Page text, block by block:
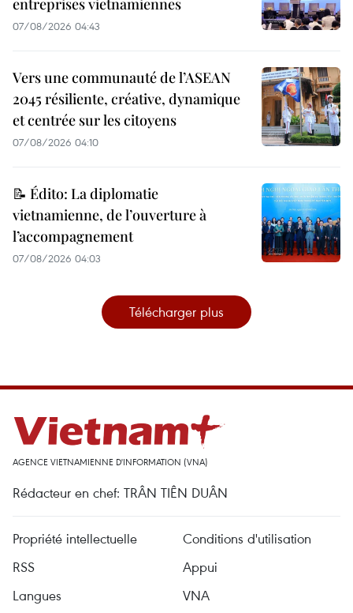
entreprises vietnamiennes
07/08/2026 04:43
Vers une communauté de l’ASEAN
2045 résiliente, créative, dynamique
et centrée sur les citoyens
07/08/2026 04:10
📝 Édito: La diplomatie
vietnamienne, de l’ouverture à
l’accompagnement
07/08/2026 04:03
Télécharger plus
AGENCE VIETNAMIENNE D'INFORMATION (VNA)
Rédacteur en chef: TRÂN TIÊN DUÂN
Propriété intellectuelle
Conditions d'utilisation
RSS
Appui
Langues
VNA